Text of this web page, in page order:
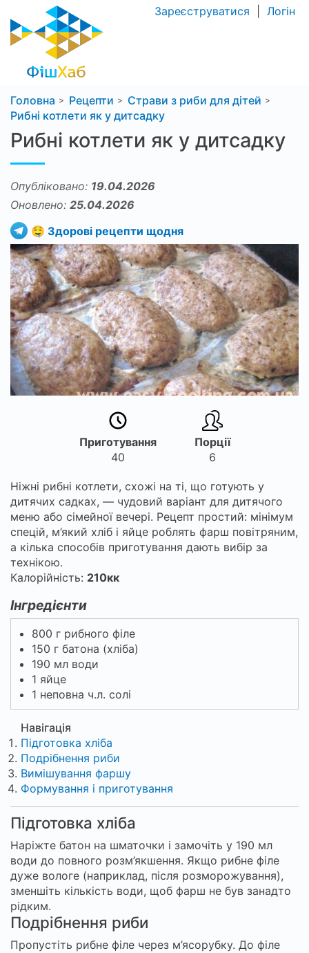
Зареєструватися Логін
Головна Рецепти
Страви з риби для дітей
Рибні котлети як у дитсадку
Рибні котлети як у дитсадку
Опубліковано: 19.04.2026
Оновлено: 25.04.2026
🤤 Здорові рецепти щодня
Приготування
40
Порції
6
Ніжні рибні котлети, схожі на ті, що готують у
дитячих садках, — чудовий варіант для дитячого
меню або сімейної вечері. Рецепт простий: мінімум
спецій, м’який хліб і яйце роблять фарш повітряним,
а кілька способів приготування дають вибір за
технікою.
Калорійність: 210кк
Інгредієнти
800 г рибного філе
150 г батона (хліба)
190 мл води
1 яйце
1 неповна ч.л. солі
Навігація
Підготовка хліба
Подрібнення риби
Вимішування фаршу
Формування і приготування
Підготовка хліба
Наріжте батон на шматочки і замочіть у 190 мл
води до повного розм’якшення. Якщо рибне філе
дуже вологе (наприклад, після розморожування),
зменшіть кількість води, щоб фарш не був занадто
рідким.
Подрібнення риби
Пропустіть рибне філе через м’ясорубку. До філе